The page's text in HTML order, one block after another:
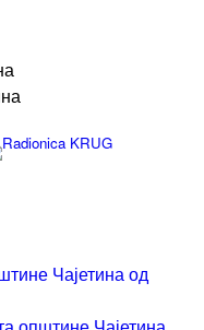
Чајетина од